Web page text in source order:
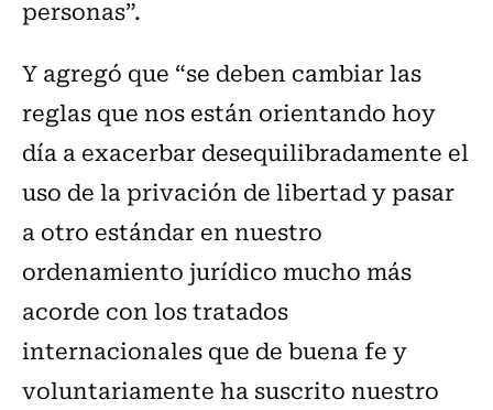
personas”.
Y agregó que “se deben cambiar las
reglas que nos están orientando hoy
día a exacerbar desequilibradamente el
uso de la privación de libertad y pasar
a otro estándar en nuestro
ordenamiento jurídico mucho más
acorde con los tratados
internacionales que de buena fe y
voluntariamente ha suscrito nuestro